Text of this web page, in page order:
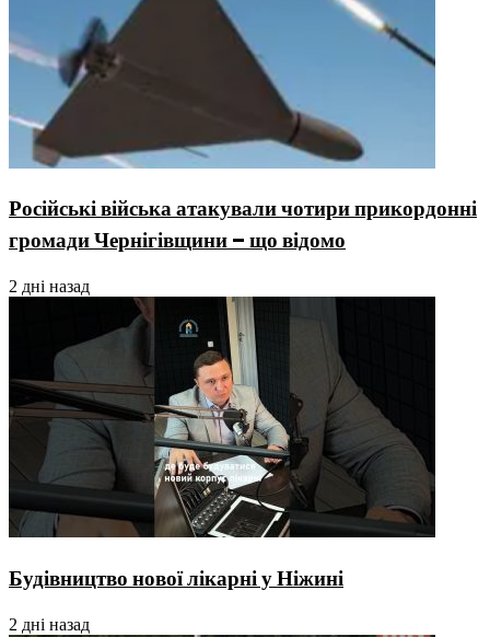
Російські війська атакували чотири прикордонні
громади Чернігівщини – що відомо
2 дні назад
Будівництво нової лікарні у Ніжині
2 дні назад